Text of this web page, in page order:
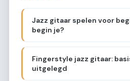
Jazz gitaar spelen voor
begin je?
Fingerstyle jazz gitaar:
uitgelegd